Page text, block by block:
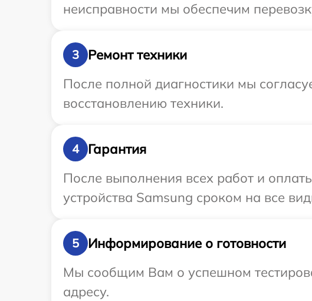
неисправности мы обеспечим
3
Ремонт техники
После полной диагностики мы
восстановлению техники.
4
Гарантия
После выполнения всех работ и
устройства Samsung сроком на все
5
Информирование о готовности
Мы сообщим Вам о успешном
адресу.